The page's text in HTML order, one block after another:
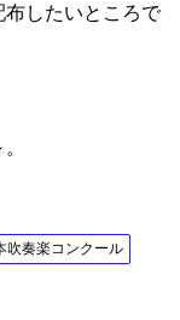
したいところで
吹奏楽コンクール